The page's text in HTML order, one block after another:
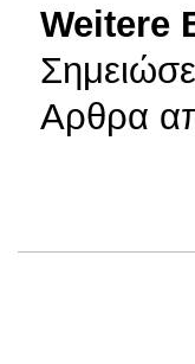
Weitere
Αρθρα